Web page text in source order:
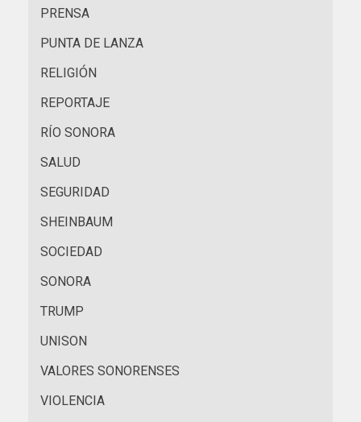
PRENSA
PUNTA DE LANZA
RELIGIÓN
REPORTAJE
RÍO SONORA
SALUD
SEGURIDAD
SHEINBAUM
SOCIEDAD
SONORA
TRUMP
UNISON
VALORES SONORENSES
VIOLENCIA